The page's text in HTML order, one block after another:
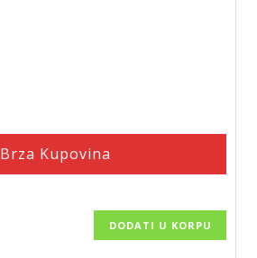
Brza Kupovina
DODATI U KORPU